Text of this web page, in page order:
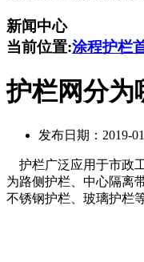
新闻中心
当前位置:涂程护栏
护栏网分为
发布日期：2019-
护栏广泛应用于市政
为路侧护栏、中心隔离
不锈钢护栏、玻璃护栏等